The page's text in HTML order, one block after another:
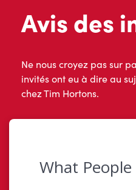
Avis des
Ne nous croyez pas sur
invités ont eu à dire au
chez Tim Hortons.